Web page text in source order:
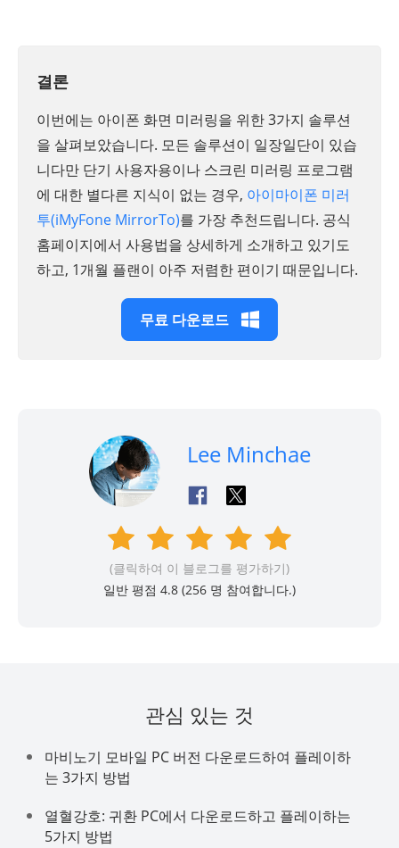
결론
이번에는 아이폰 화면 미러링을 위한 3가지 솔루션
을 살펴보았습니다. 모든 솔루션이 일장일단이 있습
니다만 단기 사용자용이나 스크린 미러링 프로그램
에 대한 별다른 지식이 없는 경우, 아이마이폰 미러
투(iMyFone MirrorTo)를 가장 추천드립니다. 공식
홈페이지에서 사용법을 상세하게 소개하고 있기도
하고, 1개월 플랜이 아주 저렴한 편이기 때문입니다.
무료 다운로드
Lee Minchae
(클릭하여 이 블로그를 평가하기)
일반 평점 4.8 (256 명 참여합니다.)
관심 있는 것
마비노기 모바일 PC 버전 다운로드하여 플레이하
는 3가지 방법
열혈강호: 귀환 PC에서 다운로드하고 플레이하는
5가지 방법